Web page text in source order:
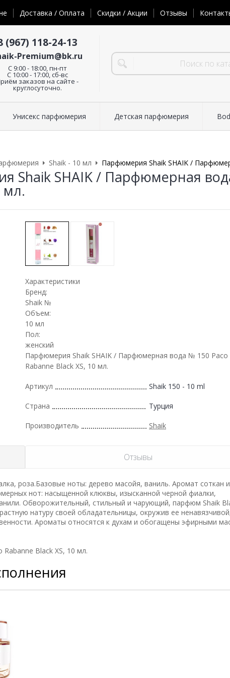
Доставка / Оплата Скидки / Акции Отзывы
(967) 118-24-13
Premium@bk.ru
C 9:00 - 18:00, пн-пт
С 10:00 - 17:00, сб-вс
заказов на сайте -
круглосуточно.
Унисекс парфюмерия Детская парфюмерия
Shaik - 10 мл Парфюмерия Shaik SHAIK /
Shaik SHAIK / Парфюмерная
мл.
Характеристики
Бренд:
Shaik №
Объем:
10 мл
Пол:
женский
Парфюмерия Shaik SHAIK / Парфюмерная вода № 150 Paco
Rabanne Black XS, 10 мл.
Артикул Shaik 150 - 10 ml
Страна Турция
Производитель Shaik
Отзывы
роза.Базовые ноты: дерево масойя, ваниль. Аромат соткан
нот: насыщенной клюквы, изысканной черной фиалки,
Обворожительный, стильный и чарующий, парфюм Shaik
натуру своей обладательницы, окружив ее
Ароматы относятся к духам и обогащены эфирными
Black XS, 10 мл.